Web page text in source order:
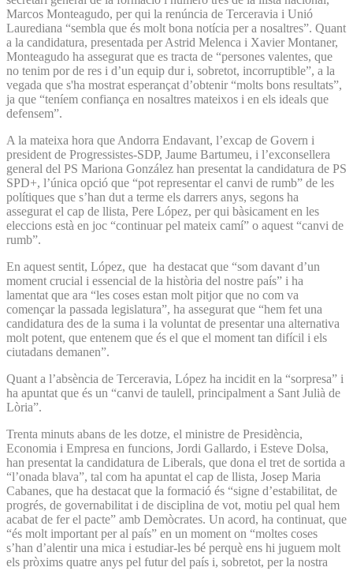
Marcos Monteagudo, per qui la renúncia de Terceravia i Unió
Laurediana “sembla que és molt bona notícia per a nosaltres”. Quant
a la candidatura, presentada per Astrid Melenca i Xavier Montaner,
Monteagudo ha assegurat que es tracta de “persones valentes, que
no tenim por de res i d’un equip dur i, sobretot, incorruptible”, a la
vegada que s'ha mostrat esperançat d’obtenir “molts bons resultats”,
ja que “teníem confiança en nosaltres mateixos i en els ideals que
defensem”.
A la mateixa hora que Andorra Endavant, l’excap de Govern i
president de Progressistes-SDP, Jaume Bartumeu, i l’exconsellera
general del PS Mariona González han presentat la candidatura de PS
SPD+, l’única opció que “pot representar el canvi de rumb” de les
polítiques que s’han dut a terme els darrers anys, segons ha
assegurat el cap de llista, Pere López, per qui bàsicament en les
eleccions està en joc “continuar pel mateix camí” o aquest “canvi de
rumb”.
En aquest sentit, López, que ha destacat que “som davant d’un
moment crucial i essencial de la història del nostre país” i ha
lamentat que ara “les coses estan molt pitjor que no com va
començar la passada legislatura”, ha assegurat que “hem fet una
candidatura des de la suma i la voluntat de presentar una alternativa
molt potent, que entenem que és el que el moment tan difícil i els
ciutadans demanen”.
Quant a l’absència de Terceravia, López ha incidit en la “sorpresa” i
ha apuntat que és un “canvi de taulell, principalment a Sant Julià de
Lòria”.
Trenta minuts abans de les dotze, el ministre de Presidència,
Economia i Empresa en funcions, Jordi Gallardo, i Esteve Dolsa,
han presentat la candidatura de Liberals, que dona el tret de sortida a
“l’onada blava”, tal com ha apuntat el cap de llista, Josep Maria
Cabanes, que ha destacat que la formació és “signe d’estabilitat, de
progrés, de governabilitat i de disciplina de vot, motiu pel qual hem
acabat de fer el pacte” amb Demòcrates. Un acord, ha continuat, que
“és molt important per al país” en un moment on “moltes coses
s’han d’alentir una mica i estudiar-les bé perquè ens hi juguem molt
els pròxims quatre anys pel futur del país i, sobretot, per la nostra